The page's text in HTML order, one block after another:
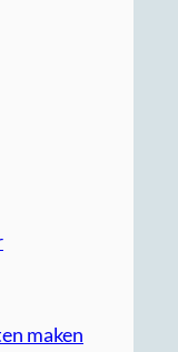
maken